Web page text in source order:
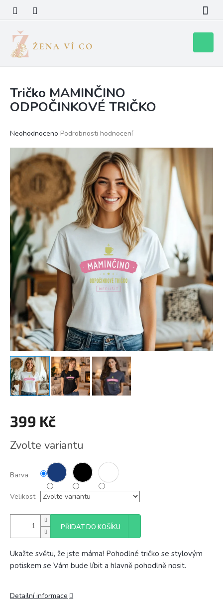
obsah
košík
Tričko MAMINČINO
ODPOČINKOVÉ TRIČKO
Průměrné
produktu
je
0,0
z
5
hvězdiček.
Neohodnoceno Podrobnosti hodnocení
399 Kč
cena:
Zvolte variantu
Barva
Velikost
PŘIDAT DO KOŠÍKU
Ukažte světu, že jste máma! Pohodlné tričko se stylovým
potiskem se Vám bude líbit a hlavně pohodlně nosit.
Detailní informace